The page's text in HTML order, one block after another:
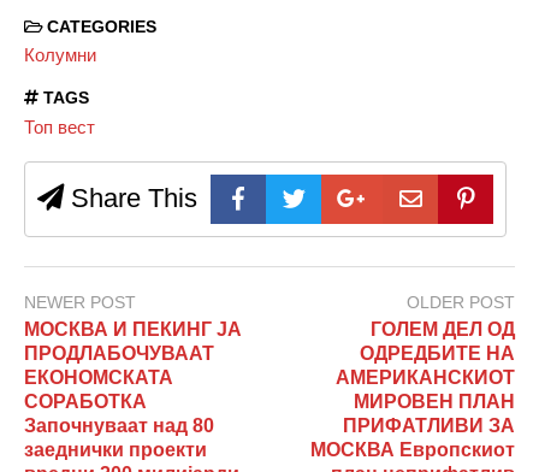
CATEGORIES
Колумни
TAGS
Топ вест
Share This
NEWER POST
МОСКВА И ПЕКИНГ ЈА
ПРОДЛАБОЧУВААТ
ЕКОНОМСКАТА
СОРАБОТКА
Започнуваат над 80
заеднички проекти
OLDER POST
ГОЛЕМ ДЕЛ ОД
ОДРЕДБИТЕ НА
АМЕРИКАНСКИОТ
МИРОВЕН ПЛАН
ПРИФАТЛИВИ ЗА
МОСКВА Европскиот